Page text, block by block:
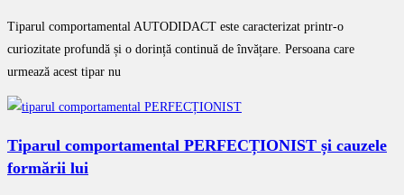
Tiparul comportamental AUTODIDACT este caracterizat printr-o
curiozitate profundă și o dorință continuă de învățare. Persoana care
urmează acest tipar nu
Tiparul comportamental PERFECȚIONIST și cauzele
formării lui